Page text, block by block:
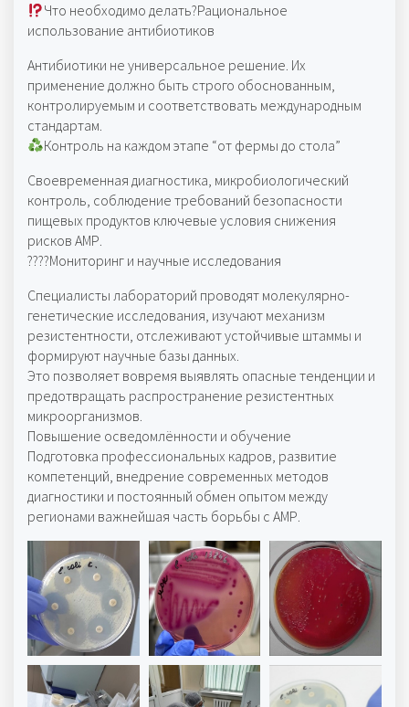
Что необходимо делать?Рациональное
использование антибиотиков
Антибиотики не универсальное решение. Их
применение должно быть строго обоснованным,
контролируемым и соответствовать международным
стандартам.
Контроль на каждом этапе “от фермы до стола”
Своевременная диагностика, микробиологический
контроль, соблюдение требований безопасности
пищевых продуктов ключевые условия снижения
рисков АМР.
????Мониторинг и научные исследования
Специалисты лабораторий проводят молекулярно-
генетические исследования, изучают механизм
резистентности, отслеживают устойчивые штаммы и
формируют научные базы данных.
Это позволяет вовремя выявлять опасные тенденции и
предотвращать распространение резистентных
микроорганизмов.
Повышение осведомлённости и обучение
Подготовка профессиональных кадров, развитие
компетенций, внедрение современных методов
диагностики и постоянный обмен опытом между
регионами важнейшая часть борьбы с АМР.